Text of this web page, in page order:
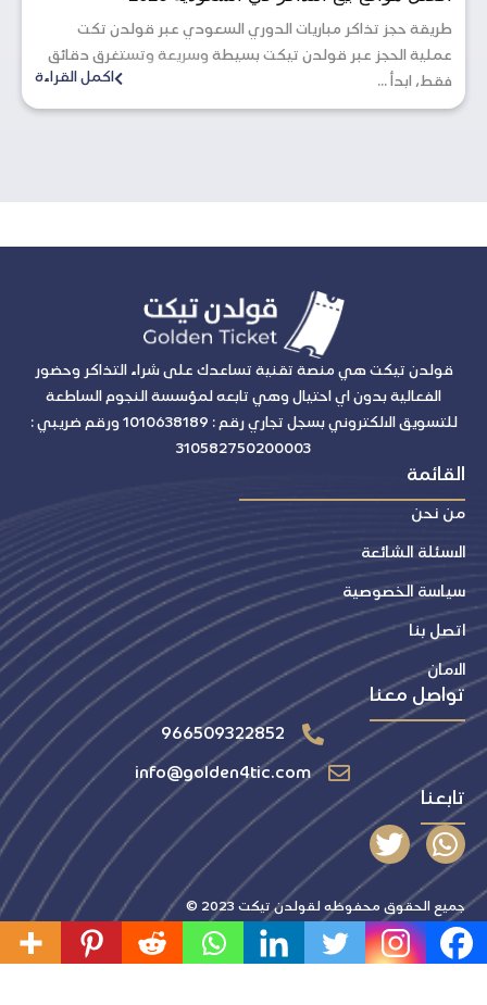
طريقة حجز تذاكر مباريات الدوري السعودي عبر قولدن تكت
عملية الحجز عبر قولدن تيكت بسيطة وسريعة وتستغرق دقائق
فقط، ابدأ ...
اكمل القراءة
قولدن تيكت هي منصة تقنية تساعدك على شراء التذاكر وحضور
الفعالية بدون اي احتيال وهي تابعه لمؤسسة النجوم الساطعة
للتسويق الالكتروني بسجل تجاري رقم : 1010638189 ورقم ضريبي :
310582750200003
القائمة
من نحن
الاسئلة الشائعة
سياسة الخصوصية
اتصل بنا
الامان
تواصل معنا
966509322852
info@golden4tic.com
تابعنا
W
h
t
s
T
w
t
t
جميع الحقوق محفوظه لقولدن تيكت 2023 ©